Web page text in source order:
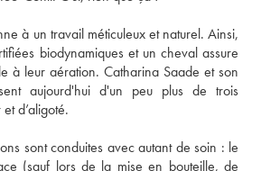
à un travail méticuleux et naturel. Ainsi,
biodynamiques et un cheval assure
à leur aération. Catharina Saade et son
aujourd'hui d'un peu plus de trois
sont conduites avec autant de soin : le
(sauf lors de la mise en bouteille, de